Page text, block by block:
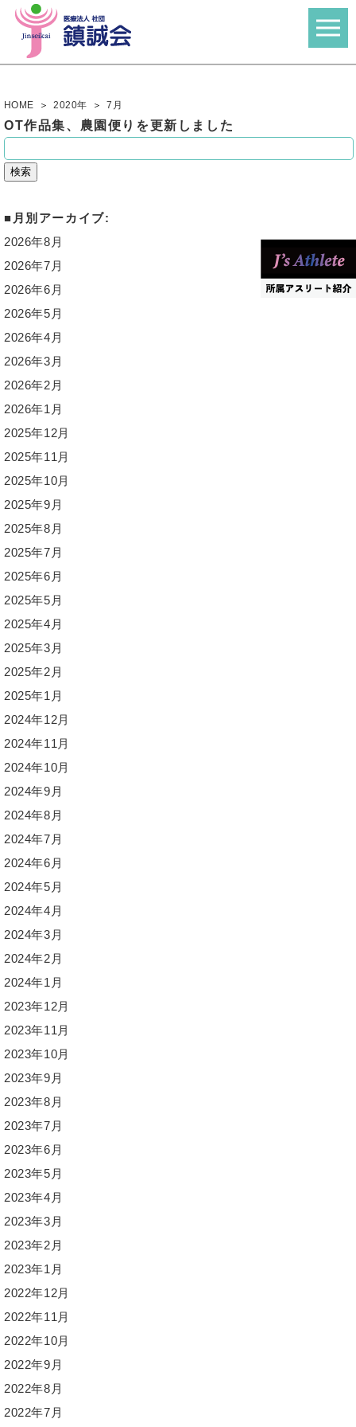
HOME 2020年 7 月
OT作品集、農園便りを更新しました
索:
月別アーカイブ:
2026年8月
2026年7月
2026年6月
2026年5月
2026年4月
2026年3月
2026年2月
2026年1月
2025年12月
2025年11月
2025年10月
2025年9月
2025年8月
2025年7月
2025年6月
2025年5月
2025年4月
2025年3月
2025年2月
2025年1月
2024年12月
2024年11月
2024年10月
2024年9月
2024年8月
2024年7月
2024年6月
2024年5月
2024年4月
2024年3月
2024年2月
2024年1月
2023年12月
2023年11月
2023年10月
2023年9月
2023年8月
2023年7月
2023年6月
2023年5月
2023年4月
2023年3月
2023年2月
2023年1月
2022年12月
2022年11月
2022年10月
2022年9月
2022年8月
2022年7月